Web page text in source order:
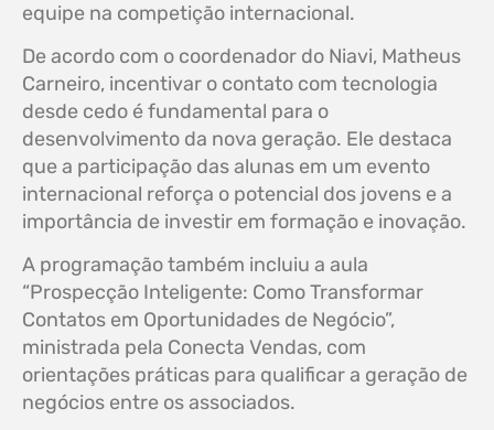
equipe na competição internacional.
De acordo com o coordenador do Niavi, Matheus
Carneiro, incentivar o contato com tecnologia
desde cedo é fundamental para o
desenvolvimento da nova geração. Ele destaca
que a participação das alunas em um evento
internacional reforça o potencial dos jovens e a
importância de investir em formação e inovação.
A programação também incluiu a aula
“Prospecção Inteligente: Como Transformar
Contatos em Oportunidades de Negócio”,
ministrada pela Conecta Vendas, com
orientações práticas para qualificar a geração de
negócios entre os associados.